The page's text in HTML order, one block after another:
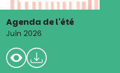
Agenda de l'été
Juin 2026